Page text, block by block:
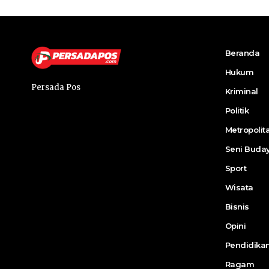
Persada Pos
Beranda
Hukum
Kriminal
Politik
Seni
Sport
Wisata
Bisnis
Opini
Ragam